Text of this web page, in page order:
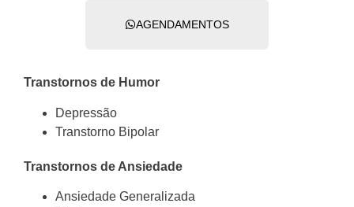
AGENDAMENTOS
Transtornos de Humor
Depressão
Transtorno Bipolar
Transtornos de Ansiedade
Ansiedade Generalizada